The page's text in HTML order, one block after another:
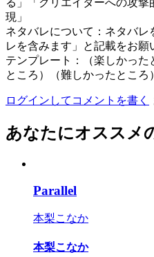
る」「クリエイターへの攻
現」
ネタバレについて：ネタバ
レを含みます」と記載をお願
テンプレート：（楽しかっ
ところ）（難しかったところ
ログインしてコメントを書く
あなたにオススメ
Parallel
本梨こなか
本梨こなか